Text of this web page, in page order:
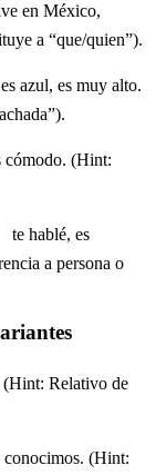
en México,
a “que/quien”).
azul, es muy alto.
cómodo. (Hint:
te hablé, es
a persona o
(Hint: Relativo de
conocimos. (Hint: